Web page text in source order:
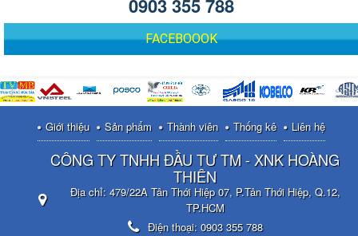
0903 355 788
FACEBOOOK
Giới thiệu Sản phẩm Thành viên Thống kê Liên hệ
CÔNG TY TNHH ĐẦU TƯ TM - XNK HOÀNG
THIÊN
Địa chỉ: 479/22A Tân Thới Hiệp 07, P.Tân Thới Hiệp, Q.12,
TP.HCM
Điện thoại: 0903 355 788